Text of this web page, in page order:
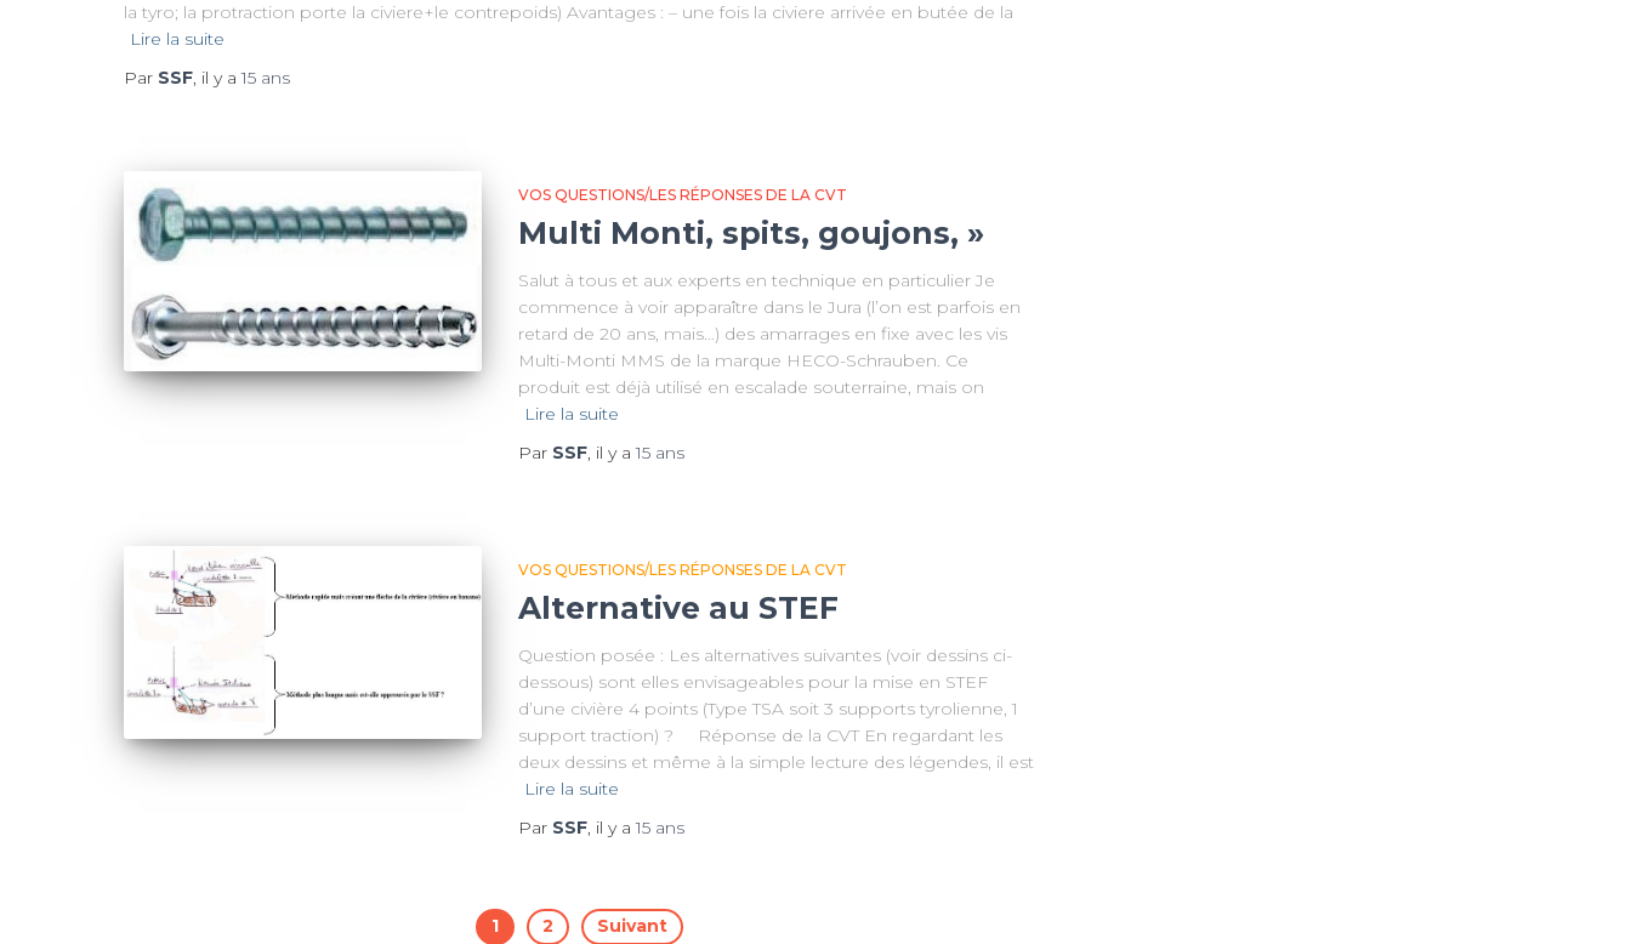
la tyro; la protraction porte la civiere+le contrepoids) Avantages : – une fois la civiere arrivée en butée de la
Lire la suite
Par SSF, il y a15 ans
VOS QUESTIONS/LES RÉPONSES DE LA CVT
Multi Monti, spits, goujons, »
Salut à tous et aux experts en technique en particulier Je
commence à voir apparaître dans le Jura (l’on est parfois en
retard de 20 ans, mais…) des amarrages en fixe avec les vis
Multi-Monti MMS de la marque HECO-Schrauben. Ce
produit est déjà utilisé en escalade souterraine, mais on
Lire la suite
Par SSF, il y a15 ans
VOS QUESTIONS/LES RÉPONSES DE LA CVT
Alternative au STEF
Question posée : Les alternatives suivantes (voir dessins ci-
dessous) sont elles envisageables pour la mise en STEF
d’une civière 4 points (Type TSA soit 3 supports tyrolienne, 1
support traction) ? Réponse de la CVT En regardant les
deux dessins et même à la simple lecture des légendes, il est
Lire la suite
Par SSF, il y a15 ans
1 2 Suivant